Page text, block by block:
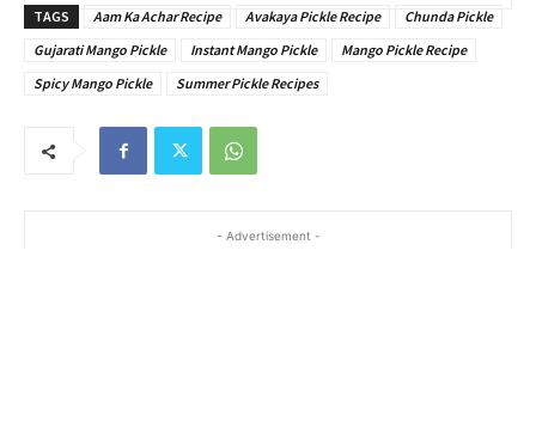
TAGS Aam Ka Achar Recipe Avakaya Pickle Recipe
Chunda Pickle
Gujarati Mango Pickle
Instant Mango Pickle
Mango Pickle Recipe
Spicy Mango Pickle
Summer Pickle Recipes
- Advertisement -